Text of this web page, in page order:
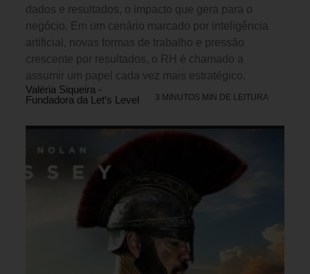
dados e resultados, o impacto que gera para o
negócio. Em um cenário marcado por inteligência
artificial, novas formas de trabalho e pressão
crescente por resultados, o RH é chamado a
assumir um papel cada vez mais estratégico.
Valéria Siqueira -
Fundadora da Let’s Level
3 MINUTOS MIN DE LEITURA